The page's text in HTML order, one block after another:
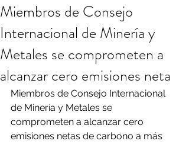
Miembros de Consejo
Internacional de Minería y
Metales se comprometen a
alcanzar cero emisiones neta
Miembros de Consejo Internacional
de Minería y Metales se
comprometen a alcanzar cero
emisiones netas de carbono a más